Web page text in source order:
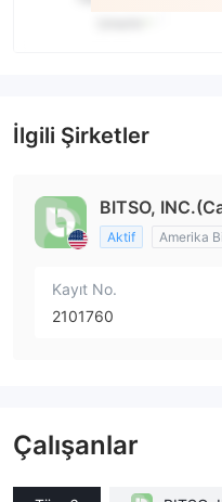
İlgili Şirketler
BITSO,
Aktif Amerika
Kayıt No.
2101760
Çalışanlar